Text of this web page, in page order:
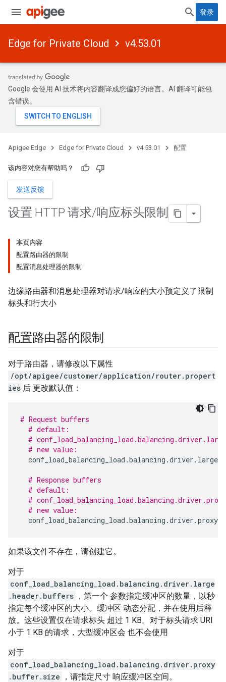
登录
Edge for Private Cloud v4.53.01
Google 会使用 AI 技术将内容翻译成您偏好的语言。AI 翻译可能包
含错误。
Apigee Edge Edge for Private Cloud v4.53.01 配置
该内容对您有帮助吗？
发送反馈
设置 HTTP 请求/响应标头限制
本页内容
配置路由器的限制
配置消息处理器的限制
边缘路由器和消息处理器对请求/响应的大小预定义了限制
标头和行大小
配置路由器的限制
对于路由器，请修改以下属性
/opt/apigee/customer/application/router.propert
ies 后 更改默认值：
# Request buffers
# default:
#
# new value:
conf_load_balancing_load .balancing .driver . large
# Response buffers
# default:
#
# new value:
conf_load_balancing_load .balancing .driver .proxy
如果该文件不存在，请创建它。
对于
conf_load_balancing_load.balancing.driver.large
.header.buffers ，第一个 参数指定缓冲区的数量，以秒
指定每个缓冲区的大小。缓冲区 动态分配，并在使用后释
放。这些设置仅在请求标头 超过 1 KB。对于标头请求 URI
小于 1 KB 的请求，大型缓冲区会 也不会使用
对于
conf_load_balancing_load.balancing.driver.proxy
.buffer.size
，请指定尺寸 响应缓冲区空间。